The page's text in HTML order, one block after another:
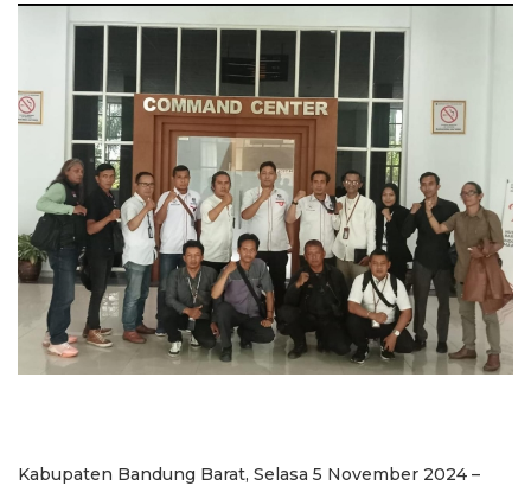
Kabupaten Bandung Barat, Selasa 5 November 2024 –